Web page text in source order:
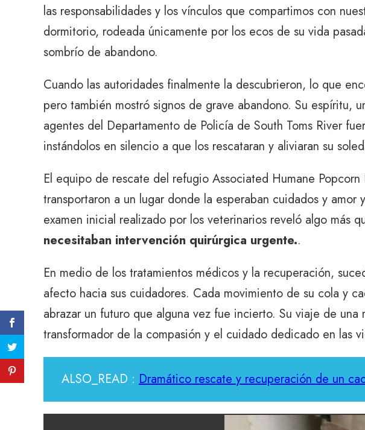
las responsabilidades y los vínculos que compartimos con
dormitorio, rodeada únicamente por los ecos de su vida
sombrío de abandono.
Cuando las autoridades finalmente la descubrieron, lo que
pero también mostró signos de grave abandono. Su espíritu,
agentes del Departamento de Policía de South Toms River
instándolos en silencio a que los rescataran y aliviaran su
El equipo de rescate del refugio Associated Humane
transportaron a un lugar donde la esperaban cuidados y
examen inicial realizado por los veterinarios reveló algo más
necesitaban intervención quirúrgica urgente..
En medio de los tratamientos médicos y la recuperación,
afecto hacia sus cuidadores. Cada movimiento de su cola y
abrazar un futuro que alguna vez fue incierto. Su viaje de
transformador de la compasión y el cuidado dedicado en las
ALSO_READ : Dramático rescate y recuperación de un